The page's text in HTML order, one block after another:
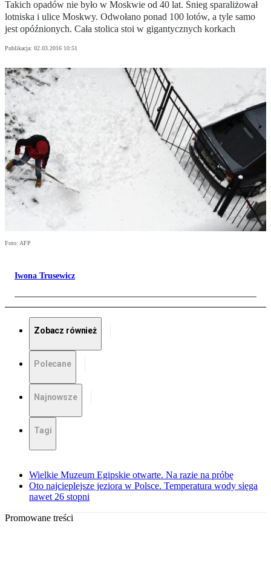
Takich opadów nie było w Moskwie od 40 lat. Śnieg sparaliżował
lotniska i ulice Moskwy. Odwołano ponad 100 lotów, a tyle samo
jest opóźnionych. Cała stolica stoi w gigantycznych korkach
Publikacja: 02.03.2016 10:51
Foto: AFP
Iwona Trusewicz
Zobacz również
Polecane
Najnowsze
Tagi
Wielkie Muzeum Egipskie otwarte. Na razie na próbę
Oto najcieplejsze jeziora w Polsce. Temperatura wody sięga
nawet 26 stopni
Promowane treści